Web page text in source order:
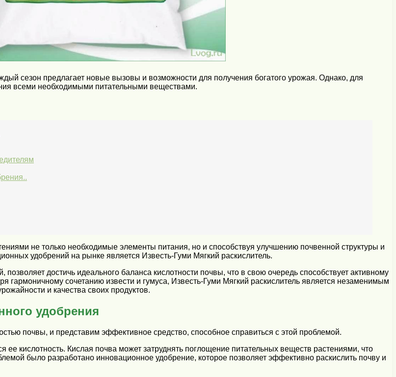
сезон предлагает новые вызовы и возможности для получения богатого урожая. Однако, для
всеми необходимыми питательными веществами.
не только необходимые элементы питания, но и способствуя улучшению почвенной структуры и
удобрений на рынке является Известь-Гуми Мягкий раскислитель.
достичь идеального баланса кислотности почвы, что в свою очередь способствует активному
сочетанию извести и гумуса, Известь-Гуми Мягкий раскислитель является незаменимым
и качества своих продуктов.
удобрения
почвы, и представим эффективное средство, способное справиться с этой проблемой.
кислотность. Кислая почва может затруднять поглощение питательных веществ растениями, что
было разработано инновационное удобрение, которое позволяет эффективно раскислить почву и